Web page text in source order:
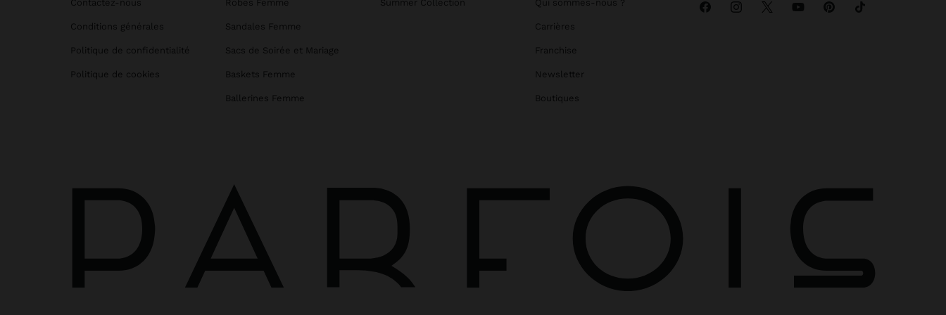
Contactez-nous
Conditions générales
Politique de confidentialité
Politique de cookies
Robes Femme
Sandales Femme
Sacs de Soirée et Mariage
Baskets Femme
Ballerines Femme
Summer Collection Qui sommes-nous ?
Carrières
Franchise
Newsletter
Boutiques